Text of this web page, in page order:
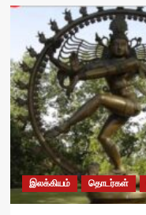
இலக்கியம் தொடர்கள்